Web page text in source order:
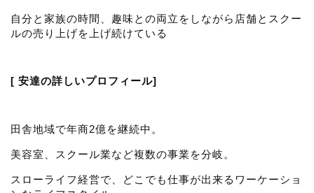
自分と家族の時間、趣味との両立をしながら店舗とスクー
ルの売り上げを上げ続けている
[ 安達の詳しいプロフィール]
田舎地域で年商2億を継続中。
美容室、スクール業など複数の事業を分岐。
スローライフ経営で、どこでも仕事が出来るワーケーショ